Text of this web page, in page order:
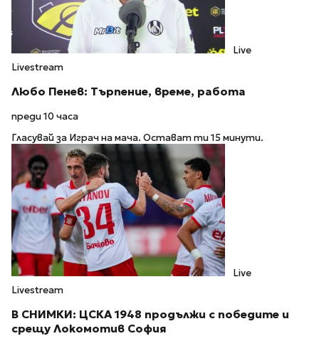
Live
Livestream
Любо Пенев: Търпение, време, работа
преди 10 часа
Гласувай за Играч на мача. Остават ти 15 минути.
Live
Livestream
В СНИМКИ: ЦСКА 1948 продължи с победите и
срещу Локомотив София